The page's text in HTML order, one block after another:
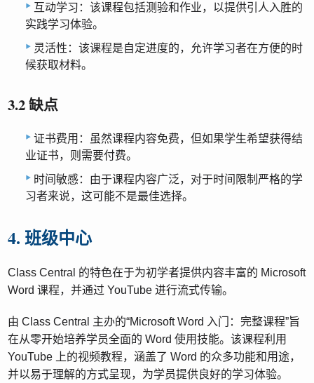
互动学习：该课程包括测验和作业，以提供引人入胜的
实践学习体验。
灵活性：该课程是自定进度的，允许学习者在方便的时
候获取材料。
3.2 缺点
证书费用：虽然课程内容免费，但如果学生希望获得结
业证书，则需要付费。
时间敏感：由于课程内容广泛，对于时间限制严格的学
习者来说，这可能不是最佳选择。
4. 班级中心
Class Central 的特色在于为初学者提供内容丰富的 Microsoft
Word 课程，并通过 YouTube 进行流式传输。
由 Class Central 主办的“Microsoft Word 入门：完整课程”旨
在从零开始培养学员全面的 Word 使用技能。该课程利用
YouTube 上的视频教程，涵盖了 Word 的众多功能和用途，
并以易于理解的方式呈现，为学员提供良好的学习体验。